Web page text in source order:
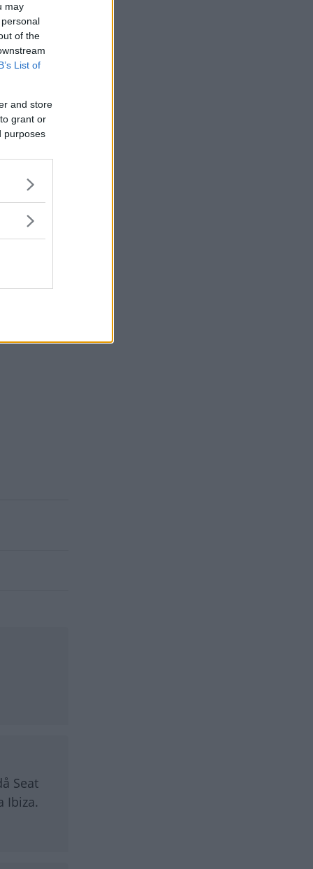
may
of the
List of
and store
grant or
purposes
Seat
Ibiza.